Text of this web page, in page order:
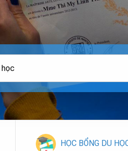
HỌC BỔNG DU